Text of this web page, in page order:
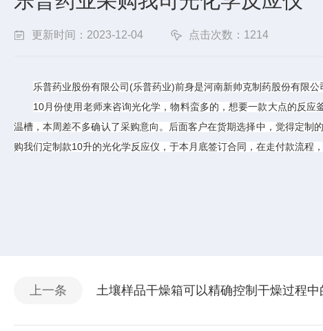
更新时间：2023-12-04 点击次数：1214
乐普药业股份有限公司 (乐普药业)前身是河南新帅克制药股份有限公
10月份使用老师来咨询光化学，物料蛮多的，想要一款大点的反应
温槽，本周差不多确认了采购意向。后面客户在货期选择中，觉得定制
购我们定制款10升的光化学反应仪，于本月底签订合同，在走付款流程
上一条 土壤样品干燥箱可以精确控制干燥过程中